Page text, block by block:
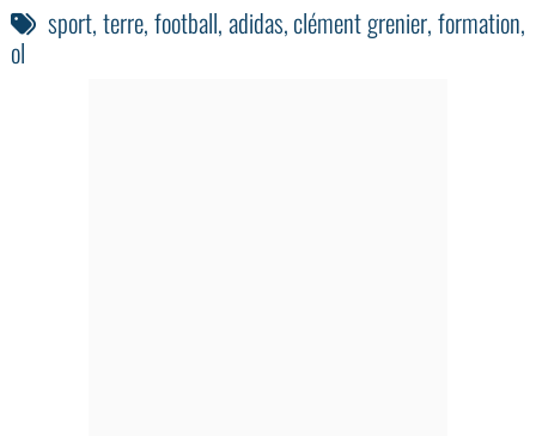
sport,terre,football,adidas,clément grenier,formation,
ol